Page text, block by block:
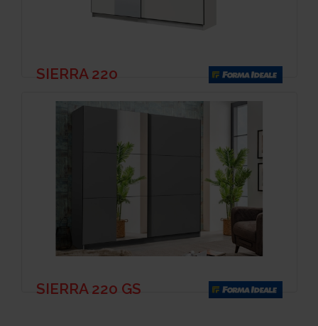
SIERRA 220
SIERRA 220 GS